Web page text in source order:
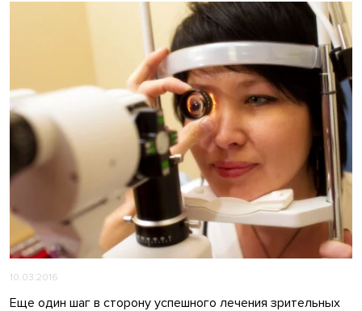
10.03.2016
Еще один шаг в сторону успешного лечения зрительных